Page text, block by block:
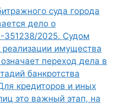
суда города
дело о
2025. Судом
имущества
переход дела в
банкротства
кредиторов и иных
это важный этап, на